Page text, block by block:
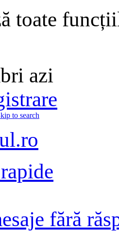
toate
azi
to search
fără